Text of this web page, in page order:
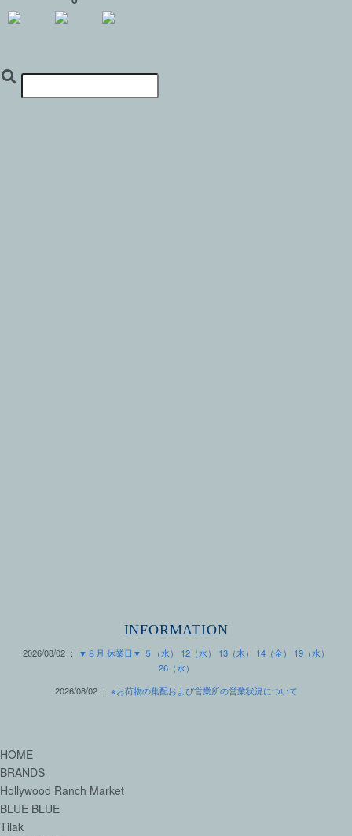
INFORMATION
2026/08/02 ：
▼８月 休業日▼ ５（水） 12（水） 13（木） 14（金） 19（水）
26（水）
2026/08/02 ： ※お荷物の集配および営業所の営業状況について
HOME
BRANDS
Hollywood Ranch Market
BLUE BLUE
Tilak